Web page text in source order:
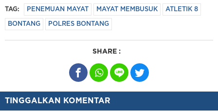
TAG: PENEMUAN MAYAT MAYAT MEMBUSUK ATLETIK 8
BONTANG POLRES BONTANG
SHARE :
TINGGALKAN KOMENTAR